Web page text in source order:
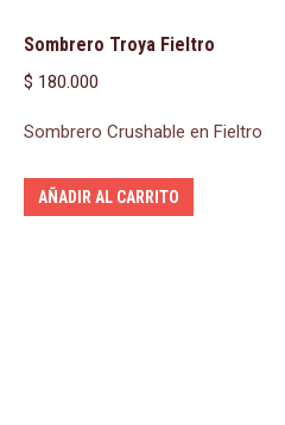
Sombrero Troya Fieltro
$ 180.000
Sombrero Crushable en Fieltro
AÑADIR AL CARRITO